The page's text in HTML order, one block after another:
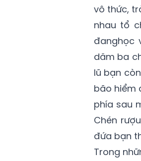
vô thức,
nhau tổ
đanghọc
dăm ba
lũ bạn
bão hiểm
phía sau
Chén
đứa bạn
Trong